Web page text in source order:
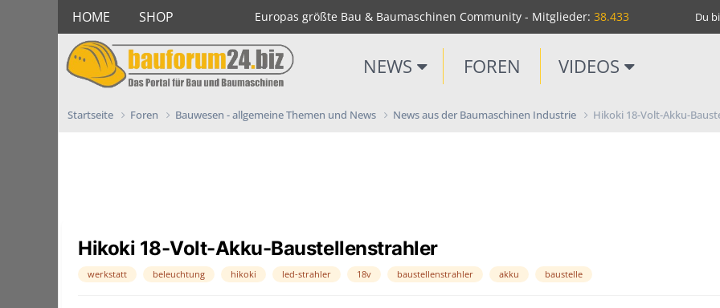
HOME SHOP Europas größte Bau & Baumaschinen Community - Mitglieder: 38.433 Du
NEWS FOREN VIDEOS
Startseite Foren Bauwesen - allgemeine Themen und News News aus der Baumaschinen Industrie Hikoki 18-Volt-Akku-
Hikoki 18-Volt-Akku-Baustellenstrahler
werkstatt beleuchtung hikoki led-strahler 18v baustellenstrahler akku baustelle